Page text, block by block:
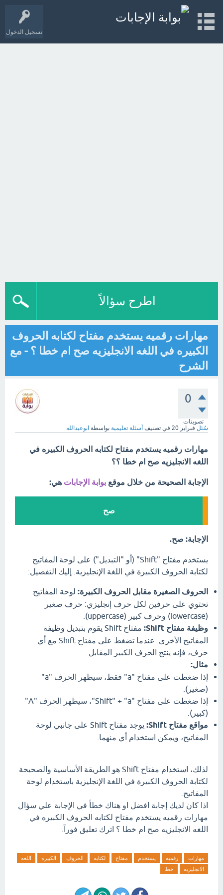
تسجيل الدخول
اطرح سؤالاً
مهارات رقميه يستخدم مفتاح لكتابه الحروف
الكبيره في اللغه الانجليزيه صح ام خطا ؟ - مع
الشرح
0
تصويتات
سُئل فبراير 20 في تصنيف أسئلة تعليمية بواسطة ابوعبدالله
مهارات رقميه يستخدم مفتاح لكتابه الحروف الكبيره في
اللغه الانجليزيه صح ام خطا ؟؟
الإجابة الصحيحة من خلال موقع بوابة الإجابات هي:
صح
الإجابة: صح.
يستخدم مفتاح "Shift" (أو "التبديل") على لوحة المفاتيح
لكتابة الحروف الكبيرة في اللغة الإنجليزية. إليك التفصيل:
الحروف الصغيرة مقابل الحروف الكبيرة: لوحة المفاتيح
تحتوي على حرفين لكل حرف إنجليزي: حرف صغير
(lowercase) وحرف كبير (uppercase).
وظيفة مفتاح Shift:
مفتاح Shift يقوم بتبديل وظيفة
المفاتيح الأخرى. عندما تضغط على مفتاح Shift مع أي
حرف، فإنه ينتج الحرف الكبير المقابل.
مثال:
إذا ضغطت على مفتاح "a" فقط، سيظهر الحرف "a"
(صغير).
إذا ضغطت على مفتاح "Shift" + "a"، سيظهر الحرف "A"
(كبير).
مواقع مفتاح Shift:
يوجد مفتاح Shift على جانبي لوحة
المفاتيح، ويمكن استخدام أي منهما.
لذلك، استخدام مفتاح Shift هو الطريقة الأساسية والصحيحة
لكتابة الحروف الكبيرة في اللغة الإنجليزية باستخدام لوحة
المفاتيح.
اذا كان لديك إجابة افضل او هناك خطأ في الإجابة علي سؤال
مهارات رقميه يستخدم مفتاح لكتابه الحروف الكبيره في
اللغه الانجليزيه صح ام خطا ؟ اترك تعليق فورآ.
مهارات رقميه يستخدم مفتاح لكتابه الحروف الكبيره
اللغه
الانجليزيه
خطا